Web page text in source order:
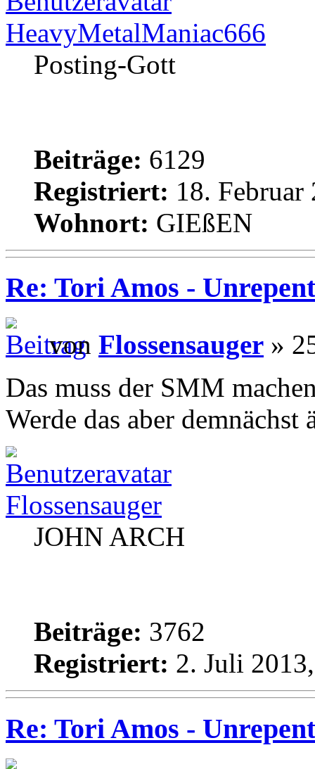
HeavyMetalManiac666
Posting-Gott
Beiträge: 6129
Registriert: 18. Februar
Wohnort: GIEßEN
Re: Tori Amos -
von Flossensauger »
Das muss der SMM
Werde das aber demnächst
Flossensauger
JOHN ARCH
Beiträge: 3762
Registriert: 2. Juli
Re: Tori Amos -